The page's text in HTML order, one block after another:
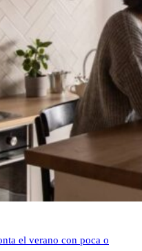
el verano con poca o